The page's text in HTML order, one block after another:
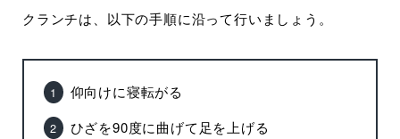
クランチは、以下の手順に沿って行いましょう。
仰向けに寝転がる
ひざを90度に曲げて足を上げる